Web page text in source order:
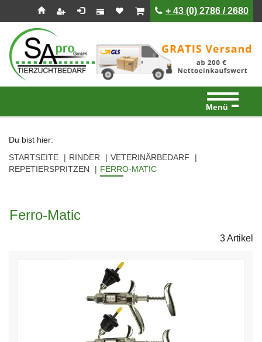
Seitenebreiche:
ist leerist leer+ 43 (0) 2786 / 2680
Menü
Du bist hier:
STARTSEITE
RINDER
VETERINÄRBEDARF
REPETIERSPRITZEN
FERRO-MATIC
Ferro-Matic
3 Artikel